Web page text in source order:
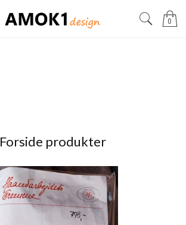
0
Forside produkter